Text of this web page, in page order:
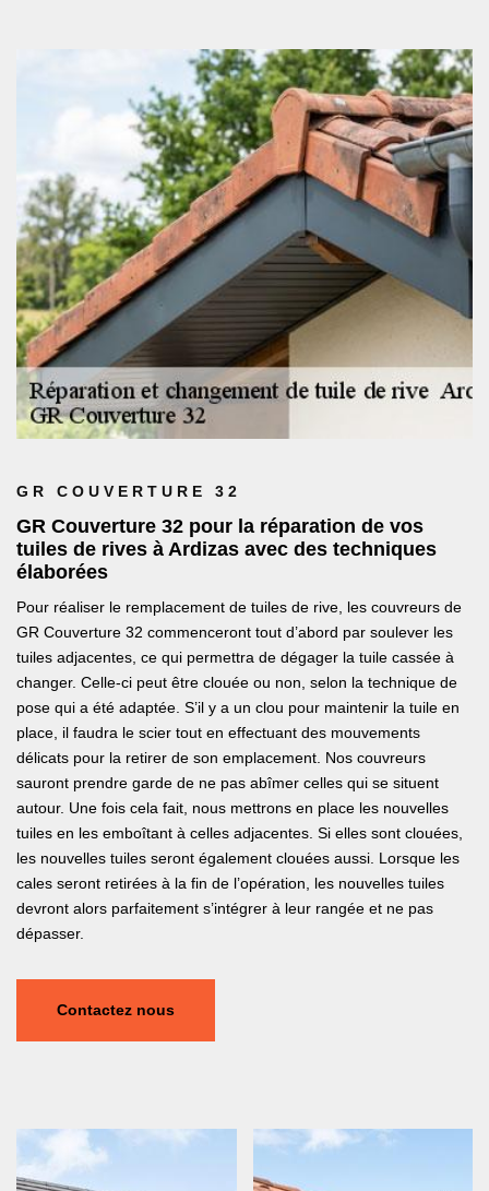
GR COUVERTURE 32
GR Couverture 32 pour la réparation de vos
tuiles de rives à Ardizas avec des techniques
élaborées
Pour réaliser le remplacement de tuiles de rive, les couvreurs de
GR Couverture 32 commenceront tout d’abord par soulever les
tuiles adjacentes, ce qui permettra de dégager la tuile cassée à
changer. Celle-ci peut être clouée ou non, selon la technique de
pose qui a été adaptée. S’il y a un clou pour maintenir la tuile en
place, il faudra le scier tout en effectuant des mouvements
délicats pour la retirer de son emplacement. Nos couvreurs
sauront prendre garde de ne pas abîmer celles qui se situent
autour. Une fois cela fait, nous mettrons en place les nouvelles
tuiles en les emboîtant à celles adjacentes. Si elles sont clouées,
les nouvelles tuiles seront également clouées aussi. Lorsque les
cales seront retirées à la fin de l’opération, les nouvelles tuiles
devront alors parfaitement s’intégrer à leur rangée et ne pas
dépasser.
Contactez nous